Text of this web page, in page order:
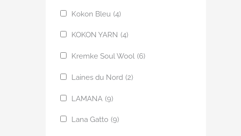
Kokon Bleu (4)
KOKON YARN (4)
Kremke Soul Wool (6)
Laines du Nord (2)
LAMANA (9)
Lana Gatto (9)